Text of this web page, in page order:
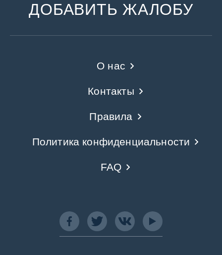
ДОБАВИТЬ ЖАЛОБУ
О нас
Контакты
Правила
Политика конфиденциальности
FAQ